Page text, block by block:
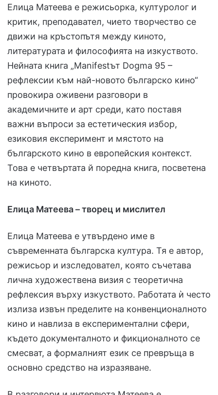
Елица Матеeва е режисьорка, културолог и
критик, преподавател, чието творчество се
движи на кръстопътя между киното,
литературата и философията на изкуството.
Нейната книга „Manifestът Dogma 95 –
рефлексии към най-новото българско кино“
провокира оживени разговори в
академичните и арт среди, като поставя
важни въпроси за естетическия избор,
езиковия експеримент и мястото на
българското кино в европейския контекст.
Това е четвъртата й поредна книга, посветена
на киното.
Елица Матеeва – творец и мислител
Елица Матеeва е утвърдено име в
съвременната българска култура. Тя е автор,
режисьор и изследовател, която съчетава
лична художествена визия с теоретична
рефлексия върху изкуството. Работата ѝ често
излиза извън пределите на конвенционалното
кино и навлиза в експериментални сфери,
където документалното и фикционалното се
смесват, а формалният език се превръща в
основно средство на изразяване.